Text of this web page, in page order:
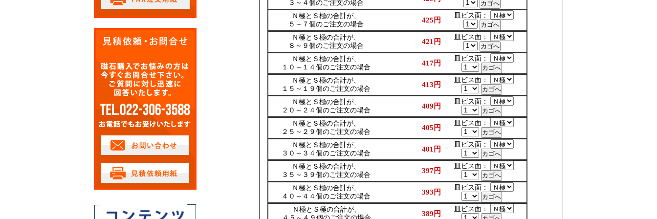
３～４個のご注文の場合
Ｎ極とＳ極の合計が、
５～７個のご注文の場合
425円
皿ビス面：
Ｎ極とＳ極の合計が、
８～９個のご注文の場合
421円
皿ビス面：
Ｎ極とＳ極の合計が、
１０～１４個のご注文の場合
417円
皿ビス面：
Ｎ極とＳ極の合計が、
１５～１９個のご注文の場合
413円
皿ビス面：
Ｎ極とＳ極の合計が、
２０～２４個のご注文の場合
409円
皿ビス面：
Ｎ極とＳ極の合計が、
２５～２９個のご注文の場合
405円
皿ビス面：
Ｎ極とＳ極の合計が、
３０～３４個のご注文の場合
401円
皿ビス面：
Ｎ極とＳ極の合計が、
３５～３９個のご注文の場合
397円
皿ビス面：
Ｎ極とＳ極の合計が、
４０～４４個のご注文の場合
393円
皿ビス面：
Ｎ極とＳ極の合計が、
389円
皿ビス面：